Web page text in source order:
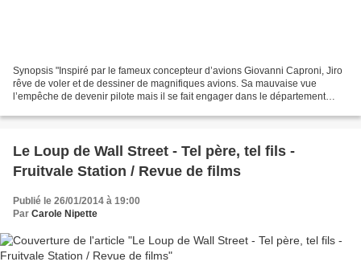
Synopsis "Inspiré par le fameux concepteur d’avions Giovanni Caproni, Jiro
rêve de voler et de dessiner de magnifiques avions. Sa mauvaise vue
l’empêche de devenir pilote mais il se fait engager dans le département
Le Loup de Wall Street - Tel père, tel fils -
Fruitvale Station / Revue de films
Publié le 26/01/2014 à 19:00
Par Carole Nipette